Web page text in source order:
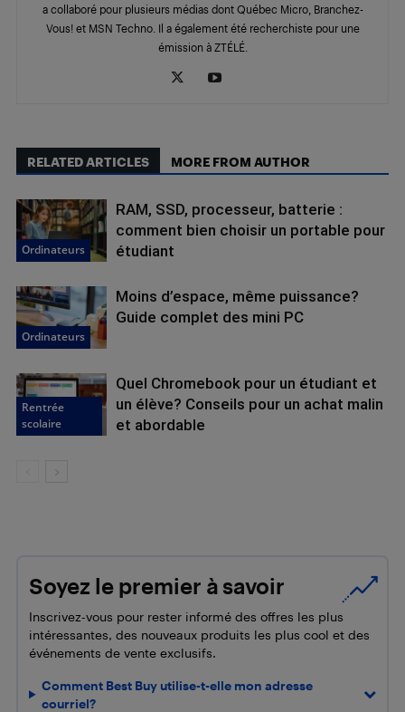
a collaboré pour plusieurs médias dont Québec Micro, Branchez-
Vous! et MSN Techno. Il a également été recherchiste pour une
émission à ZTÉLÉ.
RELATED ARTICLES MORE FROM AUTHOR
Ordinateurs
RAM, SSD, processeur, batterie :
comment bien choisir un portable pour
étudiant
Ordinateurs
Moins d’espace, même puissance?
Guide complet des mini PC
Rentrée
scolaire
Quel Chromebook pour un étudiant et
un élève? Conseils pour un achat malin
et abordable
Soyez le premier à savoir
Inscrivez-vous pour rester informé des offres les plus
intéressantes, des nouveaux produits les plus cool et des
événements de vente exclusifs.
Comment Best Buy utilise-t-elle mon adresse
courriel?